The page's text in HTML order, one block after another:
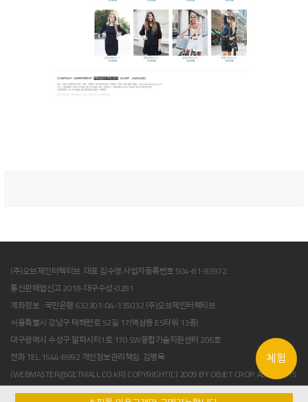
(주)오브제인터랙티브. 대표 김수영.사업자등록번호 504-81-83972.
통신판매업신고 2018-대구수성-0281
계좌정보 : 국민은행 632301-04-135032 (주)오브제인터랙티브
서울특별시 강남구 테헤란로 52길 17(역삼동 ES타워 13층)
대구광역시 수성구 알파시티1로 170 SW융합기술지원센터 206호
전화 TEL.1544-8992 개인정보관리책임. 김병욱
(WEBMASTER@GETMALL.CO.KR) COPYRIGHT(C) 2009 BY OBJET CROP. ALL RIGHTS
RESERVED.
체험